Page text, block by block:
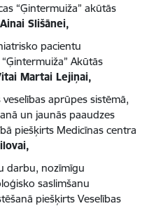
“Ģintermuiža” akūtās
Ainai Slišānei,
pacientu
Akūtās
Martai Lejiņai,
aprūpes sistēmā,
un jaunās paaudzes
piešķirts Medicīnas centra
darbu, nozīmīgu
saslimšanu
piešķirts Veselības